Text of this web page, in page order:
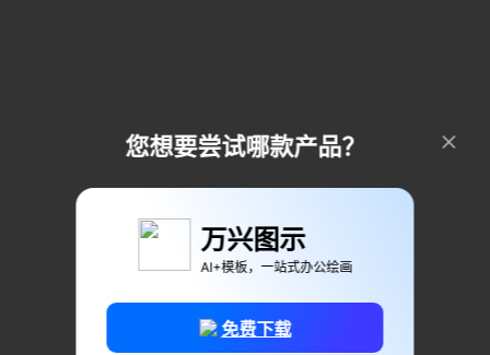
您想要尝试哪款产品？
万兴图示
AI+模板，一站式办公绘画
免费下载